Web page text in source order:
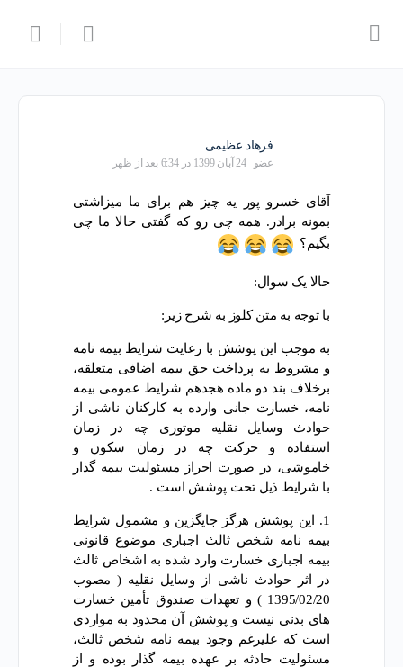
فرهاد عظیمی
عضو 24 آبان 1399 در 6:34 بعد از ظهر
آقای خسرو پور یه چیز هم برای ما میزاشتی
بمونه برادر. همه چی رو که گفتی حالا ما چی
بگیم؟
حالا یک سوال:
با توجه به متن کلوز به شرح زیر:
به موجب این پوشش با رعایت شرایط بیمه نامه
و مشروط به پرداخت حق بیمه اضافی متعلقه،
برخلاف بند دو ماده هجدهم شرایط عمومی بیمه
نامه، خسارت جانی وارده به کارکنان ناشی از
حوادث وسایل نقلیه موتوری چه در زمان
استفاده و حرکت چه در زمان سکون و
خاموشی، در صورت احراز مسئولیت بیمه گذار
با شرایط ذیل تحت پوشش است .
1. این پوشش هرگز جایگزین و مشمول شرایط
بیمه نامه شخص ثالث اجباری موضوع قانونی
بیمه اجباری خسارت وارد شده به اشخاص ثالث
در اثر حوادث ناشی از وسایل نقلیه ( مصوب
1395/02/20 ) و تعهدات صندوق تأمین خسارت
های بدنی نیست و پوشش آن محدود به مواردی
است که علیرغم وجود بیمه نامه شخص ثالث،
مسئولیت حادثه بر عهده بیمه گذار بوده و از